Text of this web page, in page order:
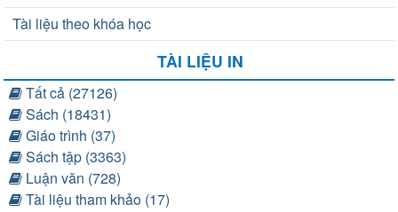
Tài liệu theo khóa học
TÀI LIỆU IN
Tất cả (27126)
Sách (18431)
Giáo trình (37)
Sách tập (3363)
Luận văn (728)
Tài liệu tham khảo (17)